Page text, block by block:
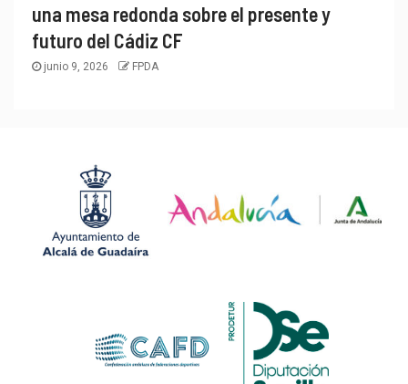
una mesa redonda sobre el presente y
futuro del Cádiz CF
junio 9, 2026 FPDA